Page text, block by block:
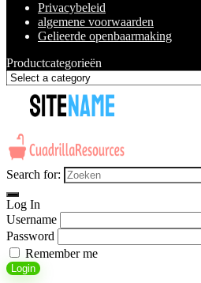
Privacybeleid
algemene voorwaarden
Gelieerde openbaarmaking
Productcategorieën
Search for:
Log In
Username
Password
Remember me
Login